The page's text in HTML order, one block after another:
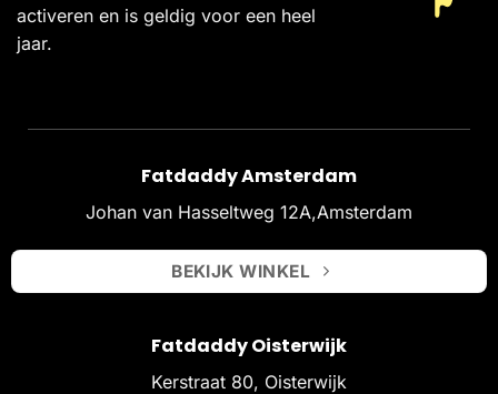
activeren en is geldig voor een heel
jaar.
Fatdaddy Amsterdam
Johan van Hasseltweg 12A,Amsterdam
BEKIJK WINKEL
Fatdaddy Oisterwijk
Kerstraat 80, Oisterwijk